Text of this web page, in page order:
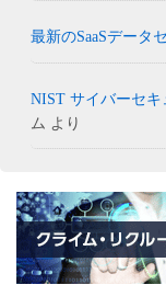
最新のSaaSデータ
NIST サイバーセ
ム より